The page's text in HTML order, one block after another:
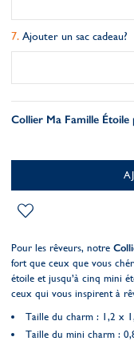
Ajouter un sac cadeau?
Collier Ma Famille Étoile
Pour les rêveurs, notre
fort que ceux que vous
étoile et jusqu’à cinq mini
ceux qui vous inspirent à
Taille du charm : 1,2 x
Taille du mini charm :